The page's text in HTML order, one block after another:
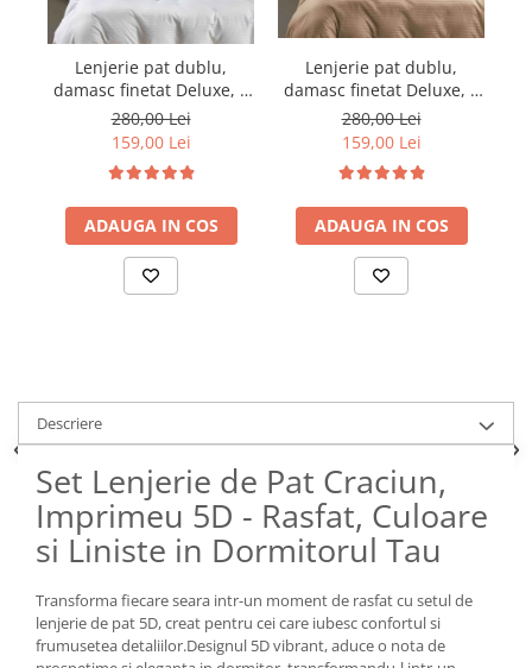
Lenjerie pat dublu,
damasc finetat Deluxe, 6
piese, cearceaf pat cu
elastic, Alb
280,00 Lei
159,00 Lei
ADAUGA IN COS
Lenjerie pat dublu,
damasc finetat Deluxe, 6
piese, cearceaf pat cu
elastic, Maro
280,00 Lei
159,00 Lei
ADAUGA IN COS
Descriere
Set Lenjerie de Pat Craciun,
Imprimeu 5D - Rasfat, Culoare
si Liniste in Dormitorul Tau
Transforma fiecare seara intr-un moment de rasfat cu setul de
lenjerie de pat 5D, creat pentru cei care iubesc confortul si
frumusetea detaliilor.Designul 5D vibrant, aduce o nota de